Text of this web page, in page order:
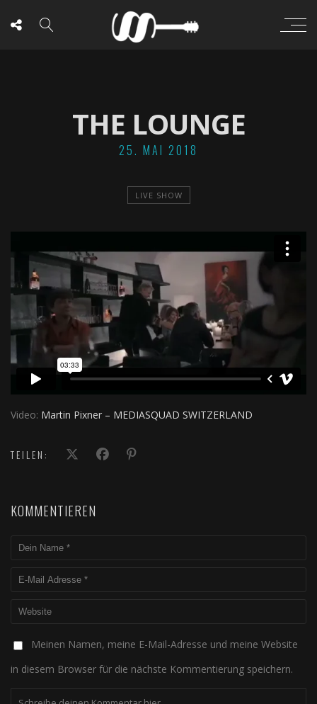
THE LOUNGE
25. MAI 2018
LIVE SHOW
Video: Martin Pixner – MEDIASQUAD SWITZERLAND
TEILEN:
KOMMENTIEREN
Meinen Namen, meine E-Mail-Adresse und meine Website
in diesem Browser für die nächste Kommentierung speichern.